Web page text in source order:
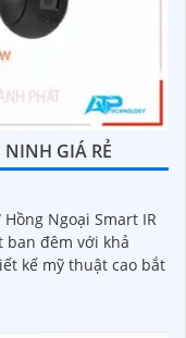
NINH GIÁ RẺ
Hồng Ngoại Smart IR
ban đêm với khả